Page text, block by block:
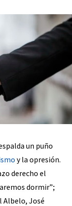
un puño
y la opresión.
derecho el
dormir”;
Albelo, José